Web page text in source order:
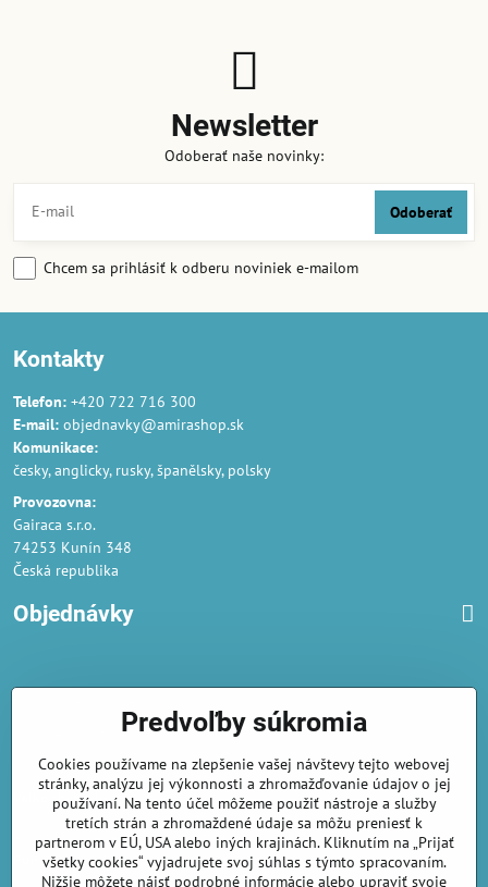
Newsletter
Odoberať naše novinky:
Odoberať
Chcem sa prihlásiť k odberu noviniek e-mailom
Kontakty
Telefon: +420 722 716 300
E-mail: objednavky@amirashop.sk
Komunikace:
česky, anglicky, rusky, španělsky, polsky
Provozovna:
Gairaca s.r.o.
74253 Kunín 348
Česká republika
Objednávky
Podmienky ochrany osobných údajov
Náklady na dodání a doba dodání
Veľkoobchod- značka Gaira®
AmiraShop je registrovaný na Puncovom úrade.
Puncové značkysú k nahliadnuttu.
Predvoľby súkromia
Cookies používame na zlepšenie vašej návštevy tejto webovej
stránky, analýzu jej výkonnosti a zhromažďovanie údajov o jej
používaní. Na tento účel môžeme použiť nástroje a služby
tretích strán a zhromaždené údaje sa môžu preniesť k
partnerom v EÚ, USA alebo iných krajinách. Kliknutím na „Prijať
všetky cookies“ vyjadrujete svoj súhlas s týmto spracovaním.
Nižšie môžete nájsť podrobné informácie alebo upraviť svoje